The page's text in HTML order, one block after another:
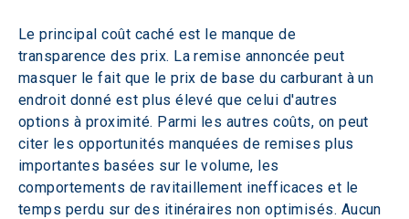
Le principal coût caché est le manque de
transparence des prix. La remise annoncée peut
masquer le fait que le prix de base du carburant à un
endroit donné est plus élevé que celui d'autres
options à proximité. Parmi les autres coûts, on peut
citer les opportunités manquées de remises plus
importantes basées sur le volume, les
comportements de ravitaillement inefficaces et le
temps perdu sur des itinéraires non optimisés. Aucun